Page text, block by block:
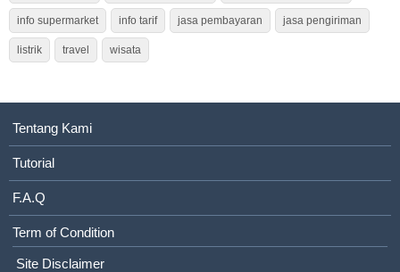
info supermarket info tarif jasa pembayaran jasa pengiriman
listrik travel wisata
Tentang Kami
Tutorial
F.A.Q
Term of Condition
Site Disclaimer